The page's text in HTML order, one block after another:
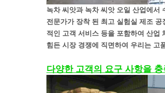
녹차 씨앗과 녹차 씨앗 오일 산업에서
전문가가 장착 된 최고 실험실 제조
적인 고객 서비스 등을 포함하여 산업
힘든 시장 경쟁에 직면하여 우리는 고
다양한 고객의 요구 사항을